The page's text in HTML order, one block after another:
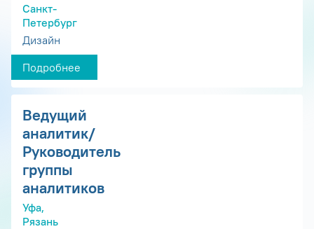
Санкт-
Петербург
Дизайн
Подробнее
Ведущий
аналитик/
Руководитель
группы
аналитиков
Уфа,
Рязань